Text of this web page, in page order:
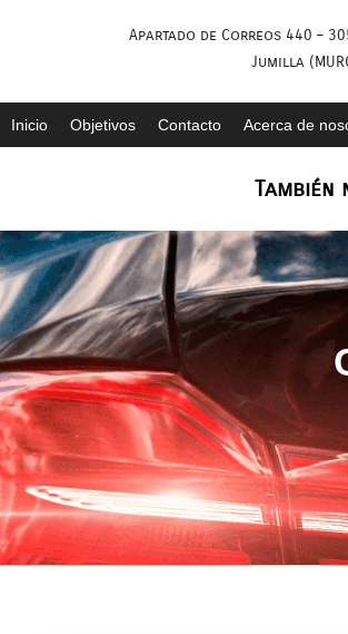
contenido
Apartado de Correos 440 –
Jumilla
Inicio Objetivos Contacto Acerca de